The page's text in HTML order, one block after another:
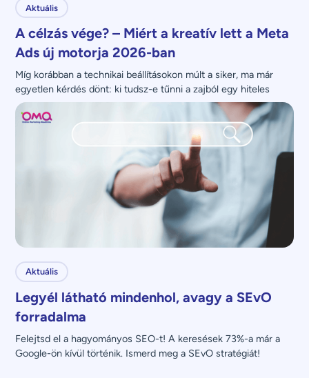
Aktuális
A célzás vége? – Miért a kreatív lett a Meta
Ads új motorja 2026-ban
Míg korábban a technikai beállításokon múlt a siker, ma már
egyetlen kérdés dönt: ki tudsz-e tűnni a zajból egy hiteles
üzenettel?
Aktuális
Legyél látható mindenhol, avagy a SEvO
forradalma
Felejtsd el a hagyományos SEO-t! A keresések 73%-a már a
Google-ön kívül történik. Ismerd meg a SEvO stratégiát!